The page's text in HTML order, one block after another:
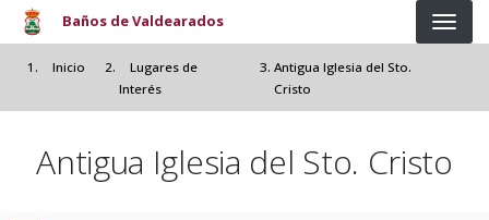
Pasar al contenido principal
Baños de Valdearados
Inicio
Lugares de
Interés
Antigua Iglesia del Sto.
Cristo
Antigua Iglesia del Sto. Cristo